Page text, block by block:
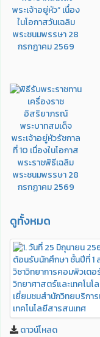
ดูทั้งหมด
ดาวน์โหลด